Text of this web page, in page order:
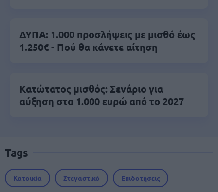
ΔΥΠΑ: 1.000 προσλήψεις με μισθό έως
1.250€ - Πού θα κάνετε αίτηση
Κατώτατος μισθός: Σενάριο για
αύξηση στα 1.000 ευρώ από το 2027
Tags
Κατοικία Στεγαστικό Επιδοτήσεις